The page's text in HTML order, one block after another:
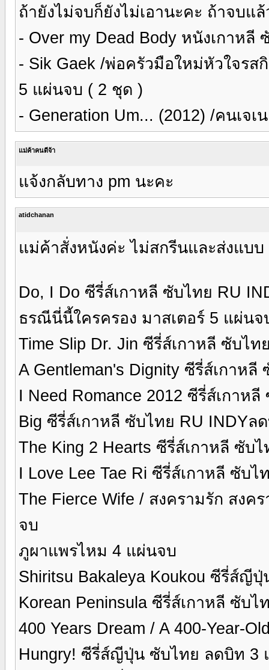
ถ้ายังไม่จบก็ยังไม่เอานะคะ ถ้าจบแ
- Over my Dead Body หนังเกาหลี
- Sik Gaek /พ่อครัวมือใหม่หัวใจรส
5 แผ่นจบ ( 2 ชุด )
- Generation Um... (2012) /คนเจ
แม่ค้าคนดีจ้า
แจ้งกลับทาง pm นะคะ
atidchanan
แม่ค้าสั่งหนังค่ะ ไม่สกรีนและส่งแบบ
Do, I Do ซีรี่ส์เกาหลี ซับไทย RU
ธรณีนี่นี้ใครครอง มาสเตอร์ 5 แผ่นจ
Time Slip Dr. Jin ซีรี่ส์เกาหลี ซับไ
A Gentleman's Dignity ซีรี่ส์เกาห
I Need Romance 2012 ซีรี่ส์เกาห
Big ซีรี่ส์เกาหลี ซับไทย RU INDYล
The King 2 Hearts ซีรี่ส์เกาหลี ซับ
I Love Lee Tae Ri ซีรี่ส์เกาหลี ซับ
The Fierce Wife / สงครามรัก สง
จบ
ภูผาแพรไหม 4 แผ่นจบ
Shiritsu Bakaleya Koukou ซีรี่ส์ญี
Korean Peninsula ซีรี่ส์เกาหลี ซับ
400 Years Dream / A 400-Year-
Hungry! ซีรี่ส์ญีปุ่น ซับไทย ลดบิท 3